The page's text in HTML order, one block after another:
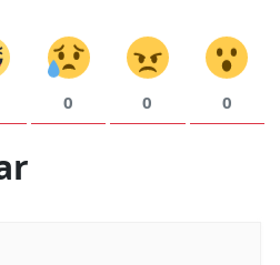
0 0 0